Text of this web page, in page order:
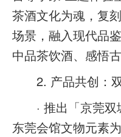
茶酒文化为魂，复
场景，融入现代品
中品茶饮酒、感悟古
2. 产品共创：双
· 推出「京莞双
东莞会馆文物元素